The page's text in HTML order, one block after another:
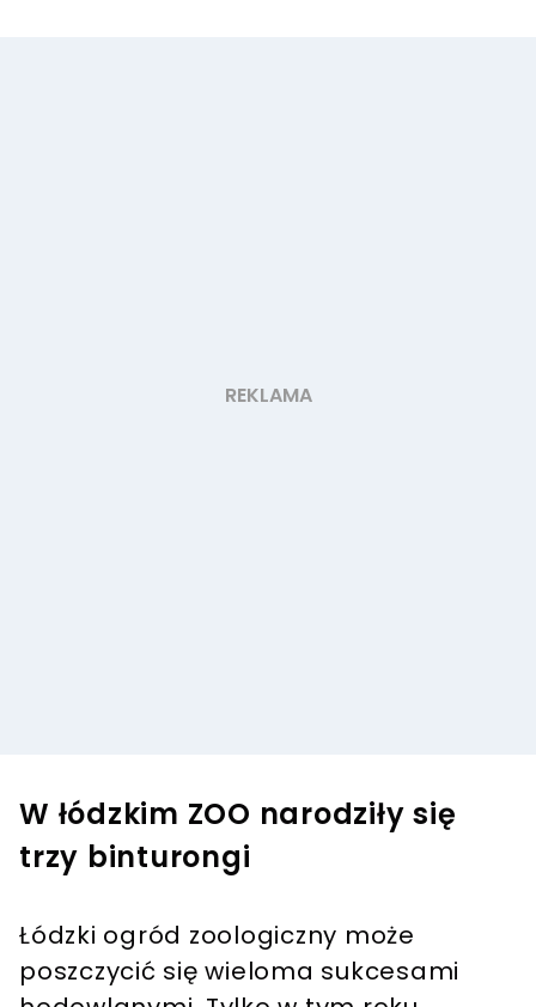
W łódzkim ZOO narodziły się
trzy binturongi
Łódzki ogród zoologiczny może
poszczycić się wieloma sukcesami